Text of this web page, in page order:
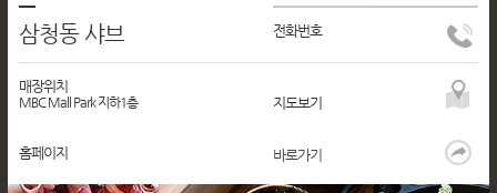
삼청동 샤브 전화번호
매장위치
MBC Mall Park 지하1층 지도보기
홈페이지 바로가기